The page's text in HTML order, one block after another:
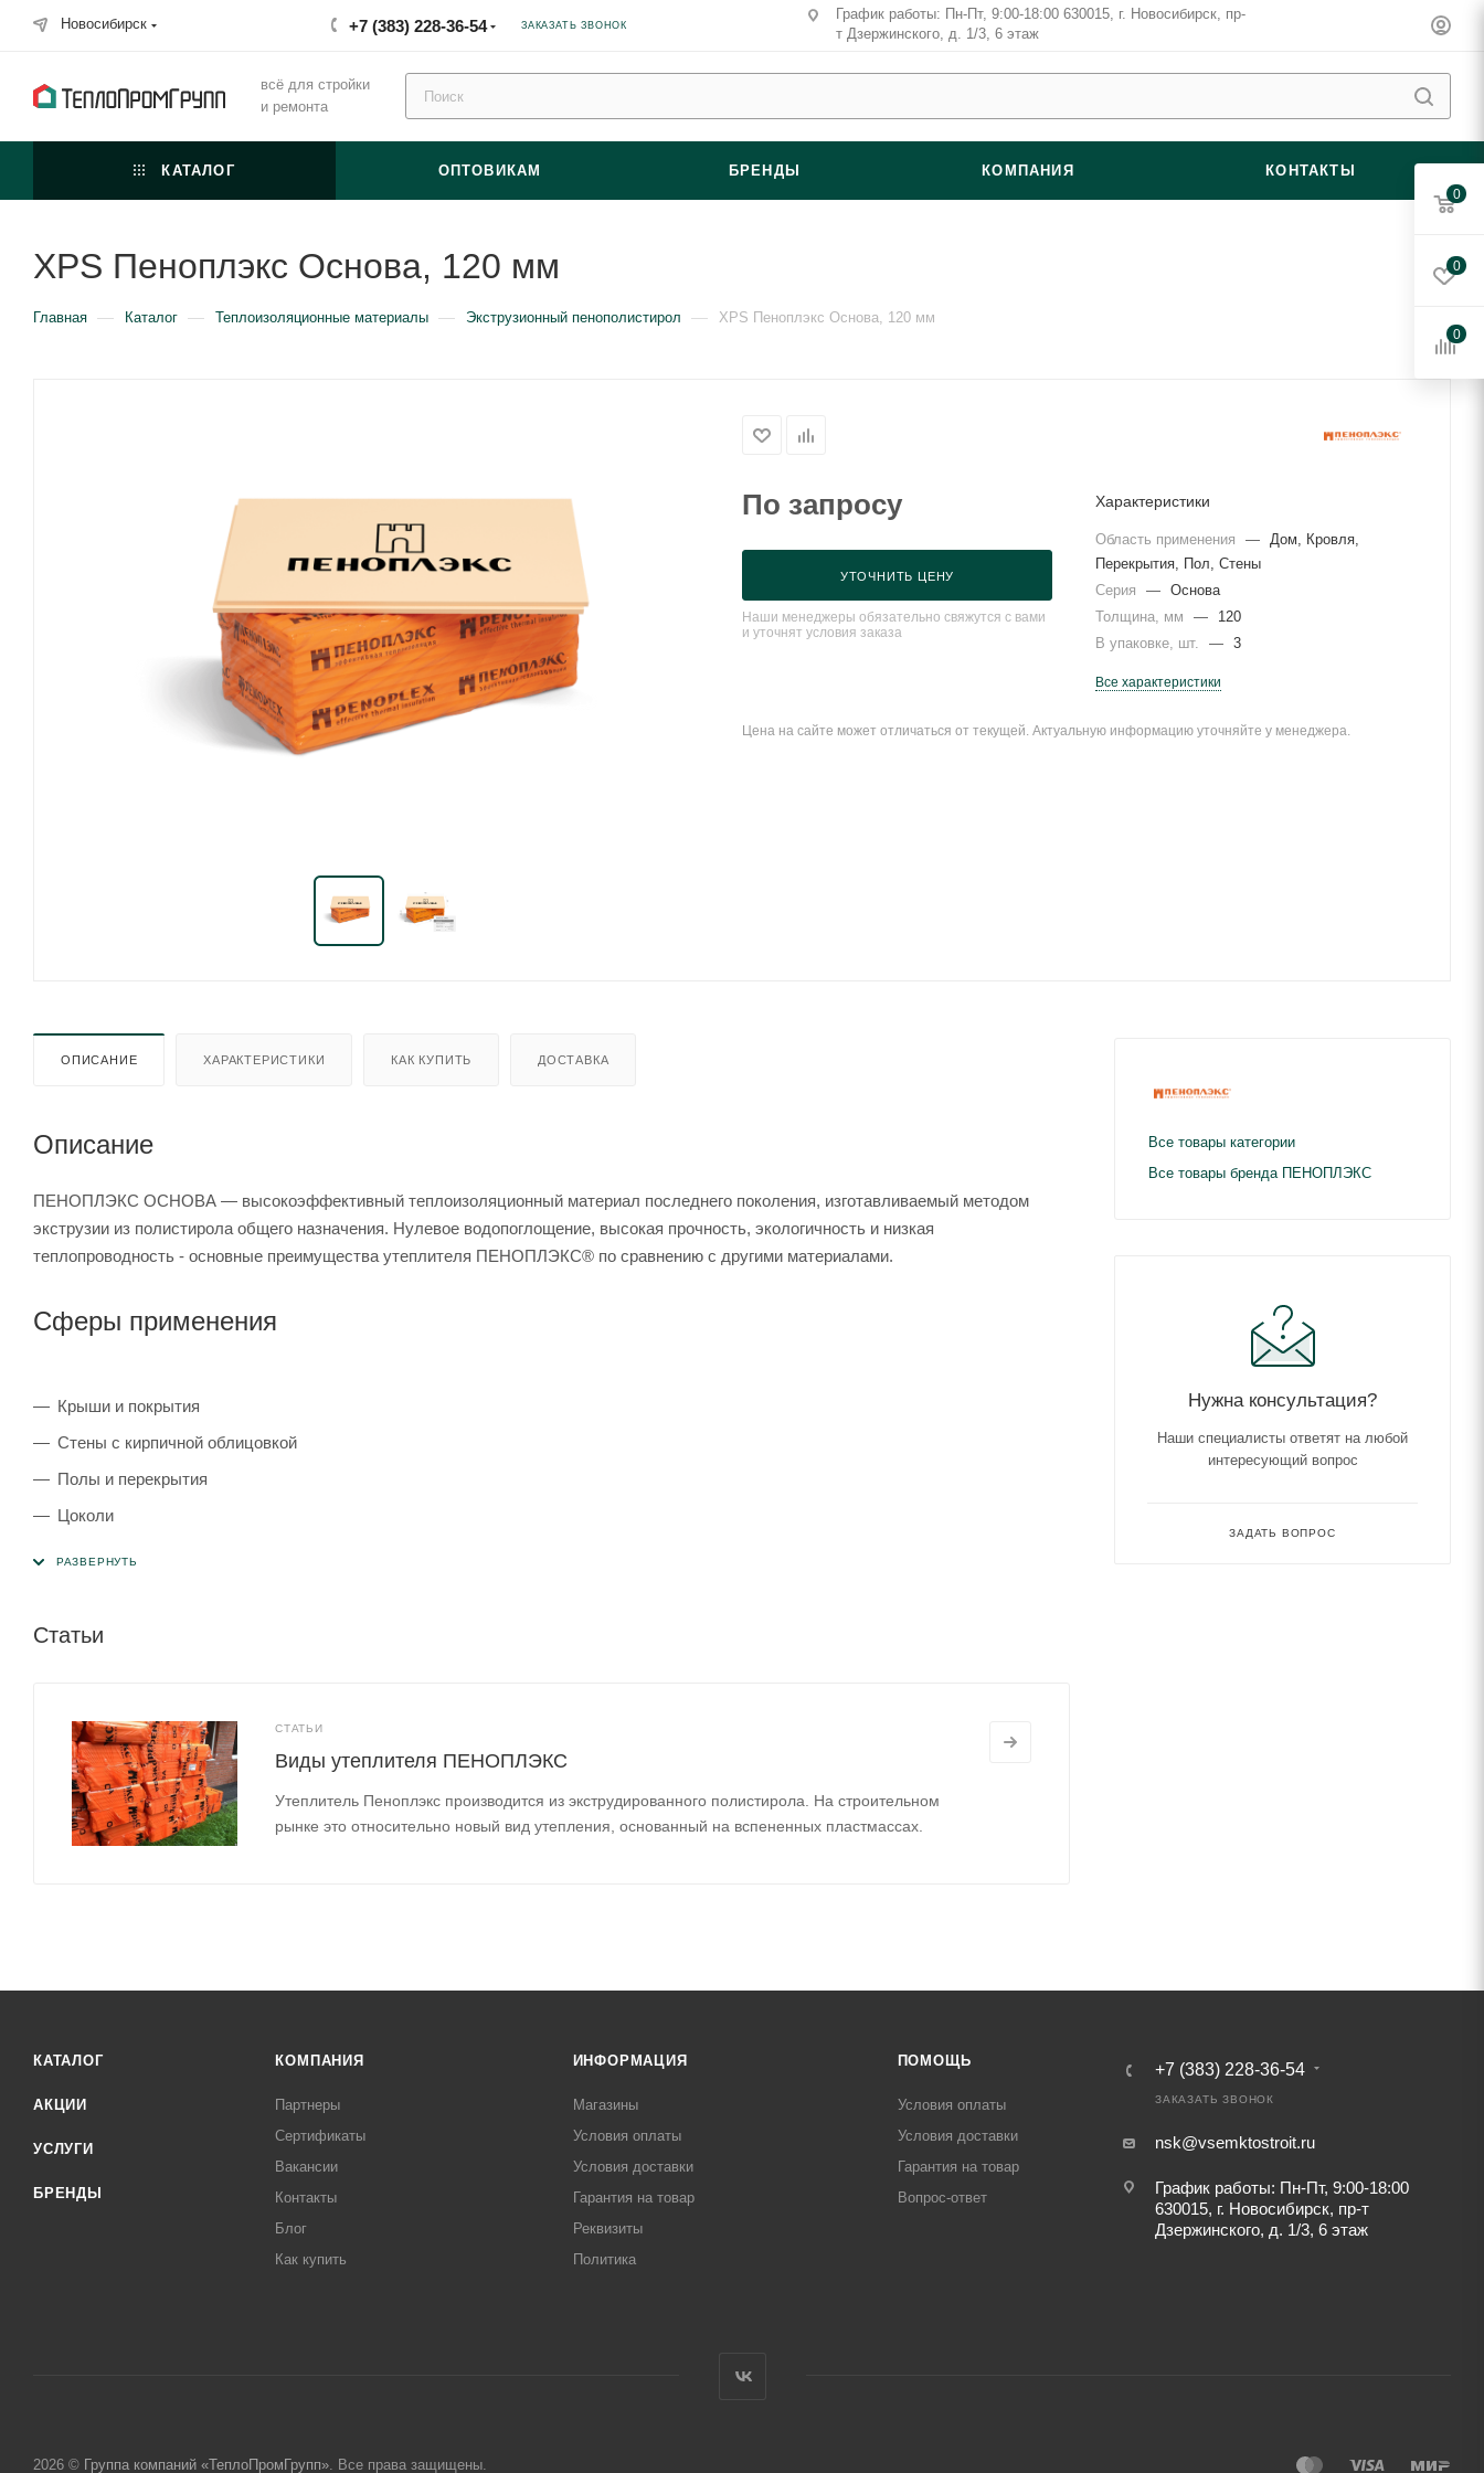
Новосибирск +7 (383) 228-36-54 ЗАКАЗАТЬ ЗВОНОК
График работы: Пн-Пт, 9:00-18:00 630015, г. Новосибирск, пр-
т Дзержинского, д. 1/3, 6 этаж
всё для стройки
и ремонта
КАТАЛОГ ОПТОВИКАМ БРЕНДЫ КОМПАНИЯ КОНТАКТЫ
XPS Пеноплэкс Основа, 120 мм
Главная — Каталог — Теплоизоляционные материалы — Экструзионный пенополистирол — XPS Пеноплэкс Основа, 120 мм
По запросу
УТОЧНИТЬ ЦЕНУ
Наши менеджеры обязательно свяжутся с вами
и уточнят условия заказа
Характеристики
Область применения — Дом, Кровля,
Перекрытия, Пол, Стены
Серия
— Основа
Толщина, мм
—
120
В упаковке, шт.
— 3
Все характеристики
Цена на сайте может отличаться от текущей. Актуальную информацию уточняйте у менеджера.
ОПИСАНИЕ ХАРАКТЕРИСТИКИ КАК КУПИТЬ ДОСТАВКА
Описание
ПЕНОПЛЭКС ОСНОВА — высокоэффективный теплоизоляционный материал последнего поколения, изготавливаемый методом
экструзии из полистирола общего назначения. Нулевое водопоглощение, высокая прочность, экологичность и низкая
теплопроводность - основные преимущества утеплителя ПЕНОПЛЭКС® по сравнению с другими материалами.
Сферы применения
Крыши и покрытия
Стены с кирпичной облицовкой
Полы и перекрытия
Цоколи
Статьи
СТАТЬИ
Виды утеплителя ПЕНОПЛЭКС
Утеплитель Пеноплэкс производится из экструдированного полистирола. На строительном
рынке это относительно новый вид утепления, основанный на вспененных пластмассах.
Все товары категории
Все товары бренда ПЕНОПЛЭКС
Нужна консультация?
Наши специалисты ответят на любой
интересующий вопрос
ЗАДАТЬ ВОПРОС
КАТАЛОГ
АКЦИИ
УСЛУГИ
БРЕНДЫ
КОМПАНИЯ
Партнеры
Сертификаты
Вакансии
Контакты
Блог
Как купить
ИНФОРМАЦИЯ
Магазины
Условия оплаты
Условия доставки
Гарантия на товар
Реквизиты
Политика
ПОМОЩЬ
Условия оплаты
Условия доставки
Гарантия на товар
Вопрос-ответ
+7 (383) 228-36-54
ЗАКАЗАТЬ ЗВОНОК
nsk@vsemktostroit.ru
График работы: Пн-Пт, 9:00-18:00
630015, г. Новосибирск, пр-т
Дзержинского, д. 1/3, 6 этаж
2026 © Группа компаний «ТеплоПромГрупп» . Все права защищены.
0
0
0